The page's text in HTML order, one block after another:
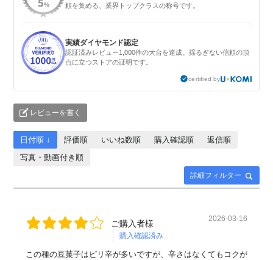
頼を集める、業界トップクラスの称号です。
実績ダイヤモンド認定
認証済みレビュー1,000件の大台を達成。揺るぎない信頼の頂
点に立つストアの証明です。
certified by
レビューを書く
詳細フィルター
日付順 ↓ 評価順 いいね数順 購入確認順
返信順
写真・動画付き順
ご購入者様
購入確認済み
2026-03-16
この種の豆菓子はピリ辛が多いですが、辛さはなくてもコクが